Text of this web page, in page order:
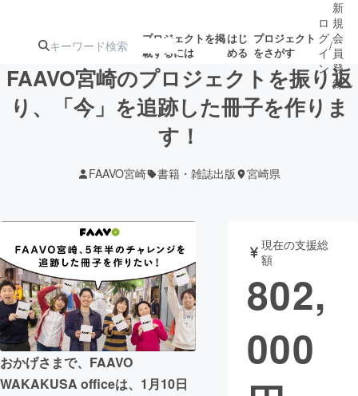
プロジェクトを掲
載するには
はじ
める
プロジェクト
をさがす
注目の新着プロ
テクノロジー・ガジェット
映像・映画 書籍・雑誌
ビジネス・起業 チャレンジ
まちづくり・地域活性化
ロ
グ
イ
ン
/
新
規
会
員
登
録
FAAVO宮崎のプロジェクトを振り返
り、「今」を追跡した冊子を作りま
す！
FAAVO宮崎 書籍・雑誌出版 宮崎県
おかげさまで、FAAVO
WAKAKUSA officeは、1月10日
現在の支援総
額
802,
000